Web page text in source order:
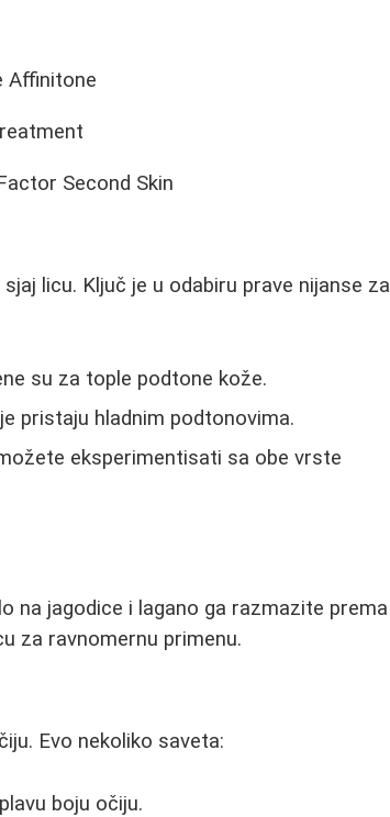
Affinitone
Second Skin
licu. Ključ je u odabiru prave nijanse za
su za tople podtone kože.
pristaju hladnim podtonovima.
eksperimentisati sa obe vrste
na jagodice i lagano ga razmazite prema
za ravnomernu primenu.
Evo nekoliko saveta:
boju očiju.